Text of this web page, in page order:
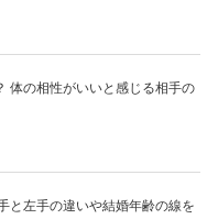
体の相性がいいと感じる相手の
と左手の違いや結婚年齢の線を